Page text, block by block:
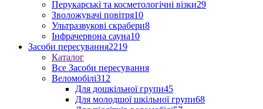
Перукарські та косметологічні візки29
Зволожувачі повітря10
Ультразвукові скрабери8
Інфрачервона сауна10
Засоби пересування2219
Каталог
Все Засоби пересування
Веломобілі312
Для дошкільної групи45
Для молодшої шкільної групи68